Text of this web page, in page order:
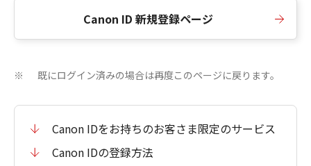
Canon ID 新規登録ページ
※ 既にログイン済みの場合は再度このページに戻ります。
Canon IDをお持ちのお客さま限定のサービス
Canon IDの登録方法